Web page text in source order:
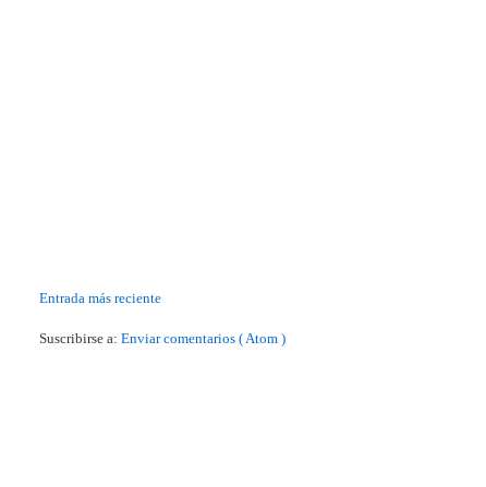
Entrada más reciente
Suscribirse a:Enviar comentarios ( Atom )